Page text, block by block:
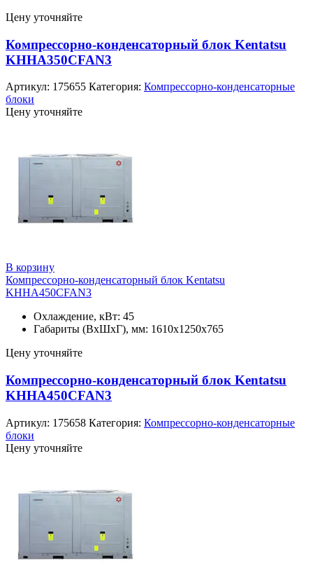
Цену уточняйте
Компрессорно-конденсаторный блок Kentatsu
KHHA350CFAN3
Артикул: 175655 Категория: Компрессорно-конденсаторные
блоки
Цену уточняйте
В корзину
Компрессорно-конденсаторный блок Kentatsu
KHHA450CFAN3
Охлаждение, кВт: 45
Габариты (ВхШхГ), мм: 1610x1250x765
Цену уточняйте
Компрессорно-конденсаторный блок Kentatsu
KHHA450CFAN3
Артикул: 175658 Категория: Компрессорно-конденсаторные
блоки
Цену уточняйте